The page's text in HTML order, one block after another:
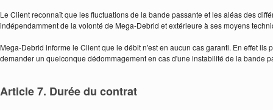
Le Client reconnaît que les fluctuations de la bande passante et les aléas des
indépendamment de la volonté de Mega-Debrid et extérieure à ses moyens
Mega-Debrid informe le Client que le débit n'est en aucun cas garanti. En effet
demander un quelconque dédommagement en cas d'une instabilité de la bande
Article 7. Durée du contrat